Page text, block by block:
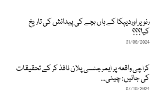
رنویر اوردیپکا کے ہاں بچے کی پیدائش کی تاریخ
کیا؟؟؟
31/08/2024
کراچی واقعہ پر ایمرجنسی پلان نافذ کر کے تحقیقات
کی جائیں: چینی...
07/10/2024